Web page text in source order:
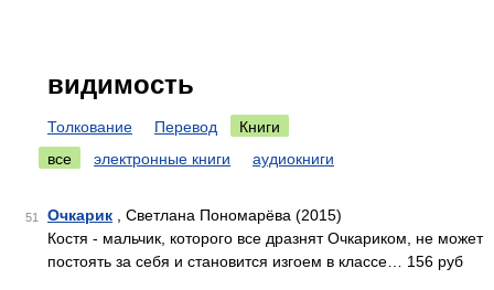
видимость
Толкование Перевод
Книги
все
электронные книги аудиокниги
51 Очкарик , Светлана Пономарёва (2015)
Костя - мальчик, которого все дразнят Очкариком, не может
постоять за себя и становится изгоем в классе… 156 руб